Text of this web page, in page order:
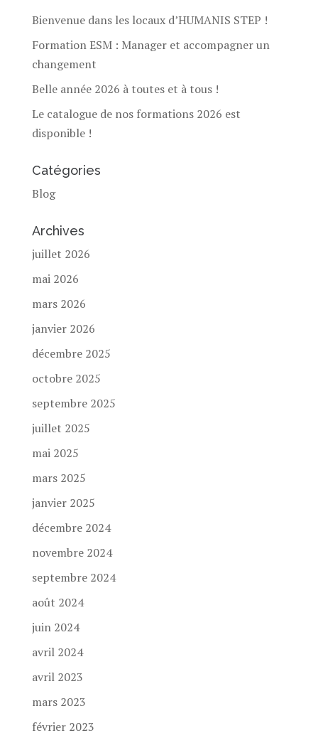
Bienvenue dans les locaux d’HUMANIS STEP !
Formation ESM : Manager et accompagner un
changement
Belle année 2026 à toutes et à tous !
Le catalogue de nos formations 2026 est
disponible !
Catégories
Blog
Archives
juillet 2026
mai 2026
mars 2026
janvier 2026
décembre 2025
octobre 2025
septembre 2025
juillet 2025
mai 2025
mars 2025
janvier 2025
décembre 2024
novembre 2024
septembre 2024
août 2024
juin 2024
avril 2024
avril 2023
mars 2023
février 2023